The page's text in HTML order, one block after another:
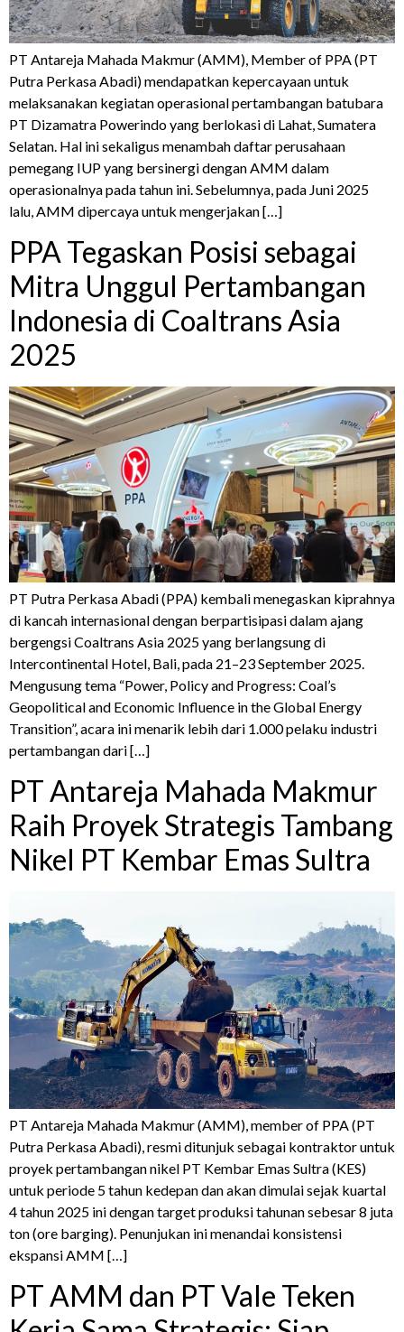
PT Antareja Mahada Makmur (AMM), Member of PPA (PT
Putra Perkasa Abadi) mendapatkan kepercayaan untuk
melaksanakan kegiatan operasional pertambangan batubara
PT Dizamatra Powerindo yang berlokasi di Lahat, Sumatera
Selatan. Hal ini sekaligus menambah daftar perusahaan
pemegang IUP yang bersinergi dengan AMM dalam
operasionalnya pada tahun ini. Sebelumnya, pada Juni 2025
lalu, AMM dipercaya untuk mengerjakan […]
PPA Tegaskan Posisi sebagai
Mitra Unggul Pertambangan
Indonesia di Coaltrans Asia
2025
PT Putra Perkasa Abadi (PPA) kembali menegaskan kiprahnya
di kancah internasional dengan berpartisipasi dalam ajang
bergengsi Coaltrans Asia 2025 yang berlangsung di
Intercontinental Hotel, Bali, pada 21–23 September 2025.
Mengusung tema “Power, Policy and Progress: Coal’s
Geopolitical and Economic Influence in the Global Energy
Transition”, acara ini menarik lebih dari 1.000 pelaku industri
pertambangan dari […]
PT Antareja Mahada Makmur
Raih Proyek Strategis Tambang
Nikel PT Kembar Emas Sultra
PT Antareja Mahada Makmur (AMM), member of PPA (PT
Putra Perkasa Abadi), resmi ditunjuk sebagai kontraktor untuk
proyek pertambangan nikel PT Kembar Emas Sultra (KES)
untuk periode 5 tahun kedepan dan akan dimulai sejak kuartal
4 tahun 2025 ini dengan target produksi tahunan sebesar 8 juta
ton (ore barging). Penunjukan ini menandai konsistensi
ekspansi AMM […]
PT AMM dan PT Vale Teken